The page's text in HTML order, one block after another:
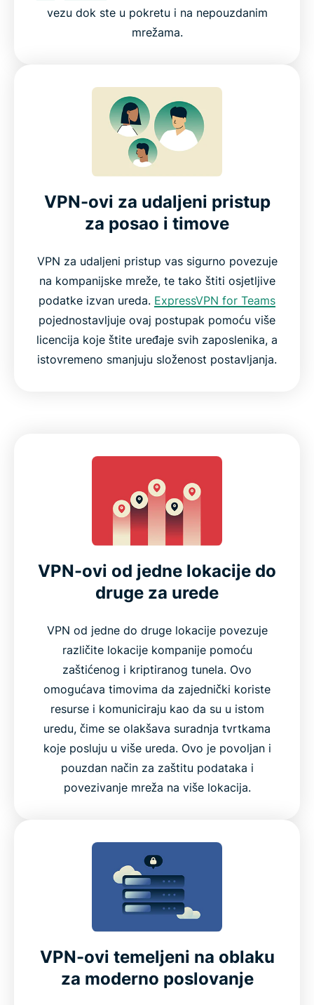
vezu dok ste u pokretu i na nepouzdanim
mrežama.
VPN-ovi za udaljeni pristup
za posao i timove
VPN za udaljeni pristup vas sigurno povezuje
na kompanijske mreže, te tako štiti osjetljive
podatke izvan ureda. ExpressVPN for Teams
pojednostavljuje ovaj postupak pomoću više
licencija koje štite uređaje svih zaposlenika, a
istovremeno smanjuju složenost postavljanja.
VPN-ovi od jedne lokacije do
druge za urede
VPN od jedne do druge lokacije povezuje
različite lokacije kompanije pomoću
zaštićenog i kriptiranog tunela. Ovo
omogućava timovima da zajednički koriste
resurse i komuniciraju kao da su u istom
uredu, čime se olakšava suradnja tvrtkama
koje posluju u više ureda. Ovo je povoljan i
pouzdan način za zaštitu podataka i
povezivanje mreža na više lokacija.
VPN-ovi temeljeni na oblaku
za moderno poslovanje